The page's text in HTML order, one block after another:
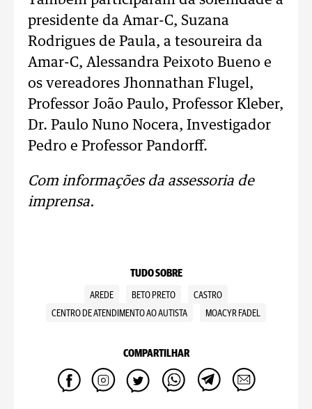
presidente da Amar-C, Suzana
Rodrigues de Paula, a tesoureira da
Amar-C, Alessandra Peixoto Bueno e
os vereadores Jhonnathan Flugel,
Professor João Paulo, Professor Kleber,
Dr. Paulo Nuno Nocera, Investigador
Pedro e Professor Pandorff.
Com informações da assessoria de
imprensa.
TUDO SOBRE
AREDE BETO PRETO
CASTRO
CENTRO DE ATENDIMENTO AO AUTISTA
MOACYR FADEL
COMPARTILHAR